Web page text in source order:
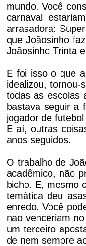
mundo. Você
carnaval
arrasadora:
que Joãosinho
Joãosinho Trinta
E foi isso o que
idealizou, tornou-
todas as escolas
bastava seguir a
jogador de
E aí, outras
anos seguidos.
O trabalho de
acadêmico, não
bicho. E, mesmo
temática deu
enredo. Você
não venceriam
um terceiro
de nem sempre